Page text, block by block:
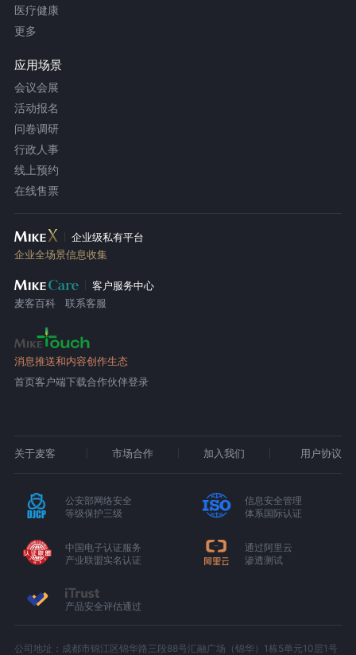
医疗健康
更多
应用场景
会议会展
活动报名
问卷调研
行政人事
线上预约
在线售票
企业级私有平台
企业全场景信息收集
客户服务中心
麦客百科
联系客服
消息推送和内容创作生态
首页客户端下载合作伙伴登录
关于麦客 市场合作 加入我们 用户协议
公安部网络安全
等级保护三级
信息安全管理
体系国际认证
中国电子认证服务
产业联盟实名认证
通过阿里云
渗透测试
产品安全评估通过
公司地址：成都市锦江区锦华路三段88号汇融广场（锦华）1栋5单元10层1号